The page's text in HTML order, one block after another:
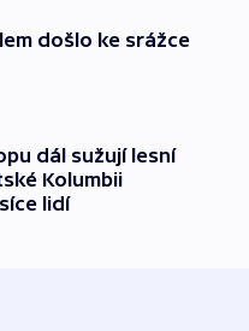
došlo ke srážce
dál sužují lesní
Kolumbii
lidí